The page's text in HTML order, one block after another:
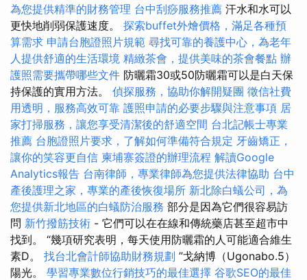
為您提供精準的財務管理 台中刮痧服務推薦 汗水和水可以
更快地削弱保護速度。 探索buffet外燴價格，滿足各種預
算需求 申請台胞證照片規範 尋找可靠的養護中心，為老年
人提供舒適的生活環境 精緻茶會，提供美味的茶會餐點 辦
護照需要攜帶哪些文件 防曬霜30或50防曬霜可以是白天保
持保護的實用方法。 偵探服務，協助你解開疑團 徵信社費
用透明，服務高效可靠 護照申請的必要步驟與注意事項 居
家打掃服務，讓您享受清潔後的舒適空間 台北記帳士專業
推薦 台胞證照片要求，了解如何準備符合規定 牙齒矯正，
讓你的笑容更自信 柬埔寨簽證的辦理流程 解讀Google
Analytics報告 台南律師，專業律師為您提供法律協助 台中
產後護理之家，專業的產後恢復場所 新北除白蟻公司，為
您提供新北地區的白蟻防治服務 部分是因為它們很容易訪
問 新竹撥筋技術 - 它們可以在在線和傳統藥店甚至超市中
找到。 “幾項研究表明，每天使用防曬霜的人可能適合維生
素D。 找台北會計師協助財務規劃 ”戈納博（Ugonabo.5）
陽光。 學習專業數位行銷技巧的最佳選擇 谷歌SEO的最佳